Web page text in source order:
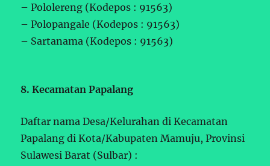
– Pololereng (Kodepos : 91563)
– Polopangale (Kodepos : 91563)
– Sartanama (Kodepos : 91563)
8. Kecamatan Papalang
Daftar nama Desa/Kelurahan di Kecamatan
Papalang di Kota/Kabupaten Mamuju, Provinsi
Sulawesi Barat (Sulbar) :